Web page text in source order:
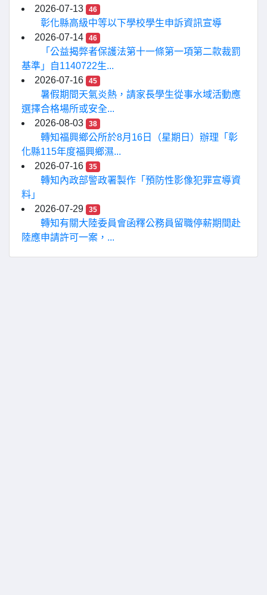
2026-07-13
46
彰化縣高級中等以下學校學生申訴資訊宣導
2026-07-14
46
「公益揭弊者保護法第十一條第一項第二款裁罰
基準」自1140722生...
2026-07-16
45
暑假期間天氣炎熱，請家長學生從事水域活動應
選擇合格場所或安全...
2026-08-03
38
轉知福興鄉公所於8月16日（星期日）辦理「彰
化縣115年度福興鄉濕...
2026-07-16
35
轉知內政部警政署製作「預防性影像犯罪宣導資
料」
2026-07-29
35
轉知有關大陸委員會函釋公務員留職停薪期間赴
陸應申請許可一案，...